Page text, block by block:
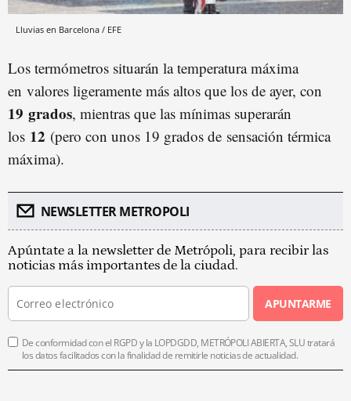
Lluvias en Barcelona / EFE
Los termómetros situarán la temperatura máxima
en valores ligeramente más altos que los de ayer, con
19 grados, mientras que las mínimas superarán
los 12 (pero con unos 19 grados de sensación térmica
máxima).
NEWSLETTER METROPOLI
Apúntate a la newsletter de Metrópoli, para recibir las
noticias más importantes de la ciudad.
APUNTARME
De conformidad con el RGPD y la LOPDGDD, METRÓPOLI ABIERTA, SLU tratará
los datos facilitados con la finalidad de remitirle noticias de actualidad.